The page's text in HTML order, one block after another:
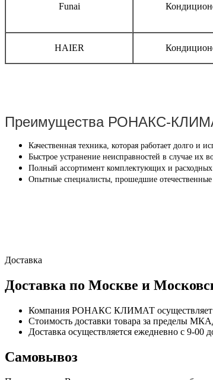
Funai
HAIER
Преимущества РОНАКС-
Качественная техника, которая работает долго и
Быстрое устранение неисправностей в случае их
Полный ассортимент комплектующих и расходных
Опытные специалисты, прошедшие
Доставка
Доставка по Москве и
Компания РОНАКС КЛИМАТ осуществляет
Стоимость доставки товара за пределы
Доставка осуществляется ежедневно с 9-
Самовывоз